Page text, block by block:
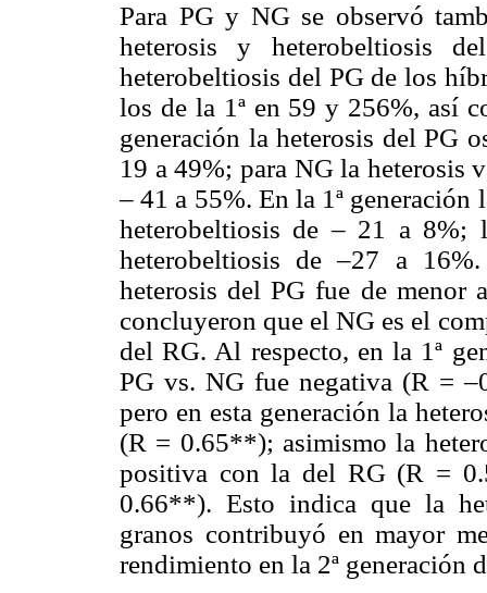
Para PG y NG se observó
heterosis y heterobeltiosis
heterobeltiosis del PG de los
los de la 1ª en 59 y 256%, así
generación la heterosis del PG
19 a 49%; para NG la heterosis
– 41 a 55%. En la 1ª
heterobeltiosis de – 21 a
heterobeltiosis de –27 a
heterosis del PG fue de
concluyeron que el NG es el
del RG. Al respecto, en la 1ª
PG vs. NG fue negativa (R =
pero en esta generación la
(R = 0.65**); asimismo la
positiva con la del RG (R =
0.66**). Esto indica que la
granos contribuyó en mayor
rendimiento en la 2ª generación